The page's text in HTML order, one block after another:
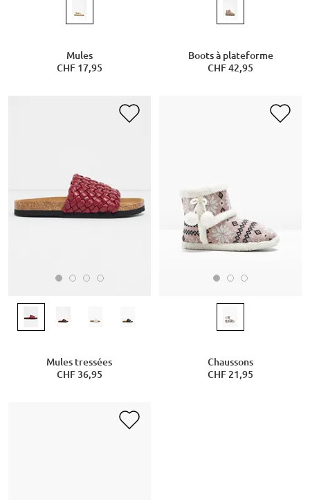
Mules
CHF 17,95
Boots à plateforme
CHF 42,95
Mules tressées
CHF 36,95
Chaussons
CHF 21,95